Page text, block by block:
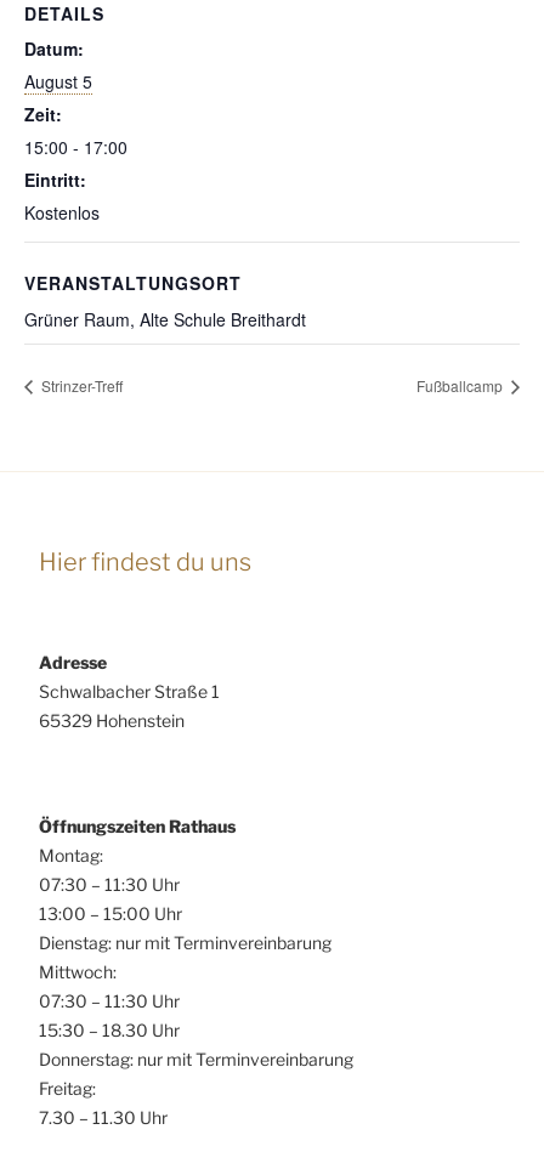
DETAILS
Datum:
August 5
Zeit:
15:00 - 17:00
Eintritt:
Kostenlos
VERANSTALTUNGSORT
Grüner Raum, Alte Schule Breithardt
Strinzer-Treff Fußballcamp
Hier findest du uns
Adresse
Schwalbacher Straße 1
65329 Hohenstein
Öffnungszeiten Rathaus
Montag:
07:30 – 11:30 Uhr
13:00 – 15:00 Uhr
Dienstag: nur mit Terminvereinbarung
Mittwoch:
07:30 – 11:30 Uhr
15:30 – 18.30 Uhr
Donnerstag: nur mit Terminvereinbarung
Freitag:
7.30 – 11.30 Uhr